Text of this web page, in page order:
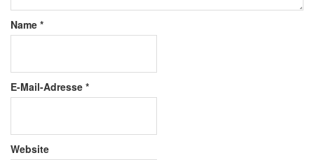
Name *
E-Mail-Adresse *
Website